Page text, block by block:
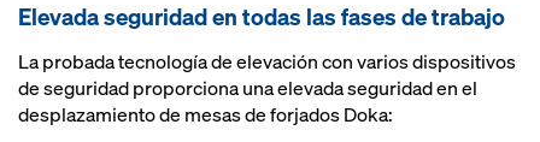
Elevada seguridad en todas las fases de trabajo
La probada tecnología de elevación con varios dispositivos
de seguridad proporciona una elevada seguridad en el
desplazamiento de mesas de forjados Doka: